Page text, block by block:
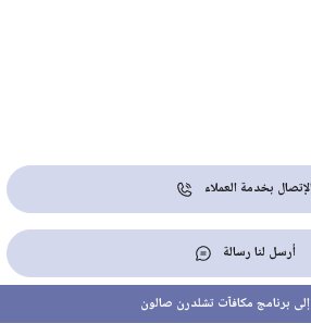
بخدمة العملاء
أرسل لنا رسالة
إلى برنامج مكافآت تشلدرن صالون